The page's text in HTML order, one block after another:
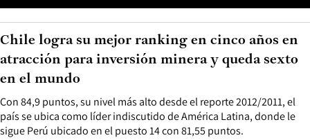
Con 84,9 puntos, su nivel más alto desde el reporte 2012/2011, el
país se ubica como líder indiscutido de América Latina, donde le
sigue Perú ubicado en el puesto 14 con 81,55 puntos.
Chile logra su mejor ranking en cinco años en
atracción para inversión minera y queda sexto
en el mundo